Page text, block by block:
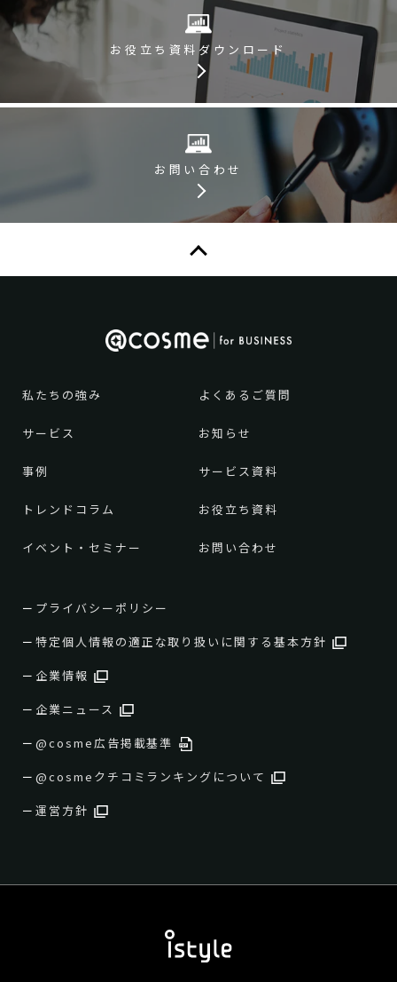
お役立ち資料 ダウンロード
お問い合わせ
私たちの強み
サービス
事例
トレンドコラム
イベント・セミナー
よくあるご質問
お知らせ
サービス資料
お役立ち資料
お問い合わせ
プライバシーポリシー
特定個人情報の適正な取り扱いに関する基本方針
企業情報
企業ニュース
@cosme広告掲載基準
@cosmeクチコミランキングについて
運営方針